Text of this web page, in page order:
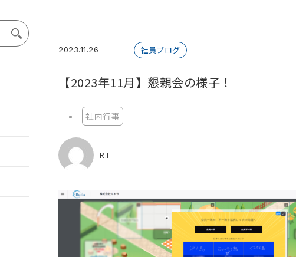
2023.11.26 社員ブログ
【2023年11月】懇親会の様子！
社内行事
R.I